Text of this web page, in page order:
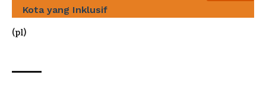
Kota yang Inklusif
(pl)